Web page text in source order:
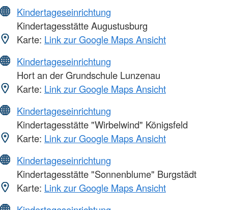
Kindertageseinrichtung
Kindertagesstätte Augustusburg
Karte: Link zur Google Maps Ansicht
Kindertageseinrichtung
Hort an der Grundschule Lunzenau
Karte: Link zur Google Maps Ansicht
Kindertageseinrichtung
Kindertagesstätte "Wirbelwind" Königsfeld
Karte: Link zur Google Maps Ansicht
Kindertageseinrichtung
Kindertagesstätte "Sonnenblume" Burgstädt
Karte: Link zur Google Maps Ansicht